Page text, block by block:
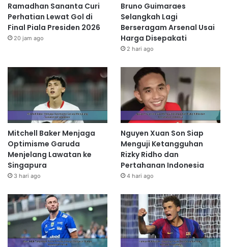
Ramadhan Sananta Curi
Perhatian Lewat Gol di
Final Piala Presiden 2026
20 jam ago
Bruno Guimaraes
Selangkah Lagi
Berseragam Arsenal Usai
Harga Disepakati
2 hari ago
Mitchell Baker Menjaga
Optimisme Garuda
Menjelang Lawatan ke
Singapura
3 hari ago
Nguyen Xuan Son Siap
Menguji Ketangguhan
Rizky Ridho dan
Pertahanan Indonesia
4 hari ago